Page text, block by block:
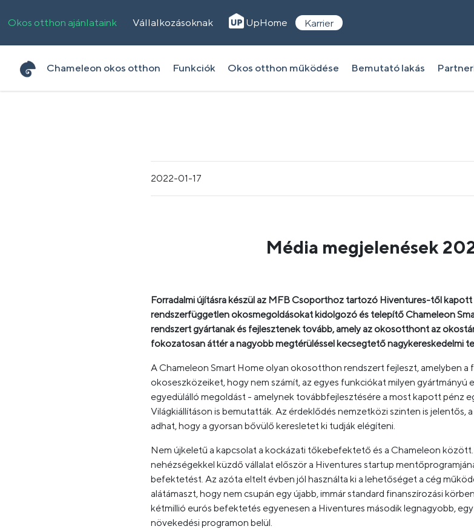
Okos otthon ajánlataink Vállalkozásoknak UpHome Karrier
Chameleon okos otthon Funkciók Okos otthon működése Bemutató lakás
2022-01-17
Média megjelenések
Forradalmi újításra készül az MFB Csoporthoz tartozó Hiventures-től
rendszerfüggetlen okosmegoldásokat kidolgozó és telepítő Chameleon
rendszert gyártanak és fejlesztenek tovább, amely az okosotthont az
fokozatosan áttér a nagyobb megtérüléssel kecsegtető nagykereskedelmi
A Chameleon Smart Home olyan okosotthon rendszert fejleszt, amelyben a
okoseszközeiket, hogy nem számít, az egyes funkciókat milyen gyártmányú
egyedülálló megoldást - amelynek továbbfejlesztésére a most kapott pénz
Világkiállításon is bemutatták. Az érdeklődés nemzetközi szinten is
adhat, hogy a gyorsan bővülő keresletet ki tudják elégíteni.
Nem újkeletű a kapcsolat a kockázati tőkebefektető és a Chameleon
nehézségekkel küzdő vállalat először a Hiventures startup
befektetést. Az azóta eltelt évben jól használta ki a lehetőséget a cég
alátámaszt, hogy nem csupán egy újabb, immár standard finanszírozási
kétmillió eurós befektetés egyenesen a Hiventures második legnagyobb,
növekedési programon belül.